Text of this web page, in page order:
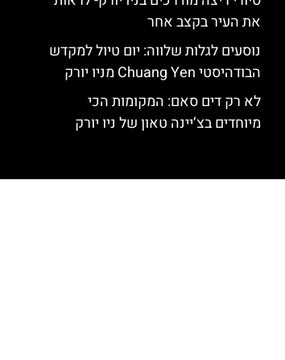
את העיר בקצב אחר
נוסעים לגלות שלווה: יום טיול למקדש
הבודהיסטי Chuang Yen מניו יורק
לא רק דים סאם: המקומות הכי
מיוחדים בצ’יינה טאון של ניו יורק